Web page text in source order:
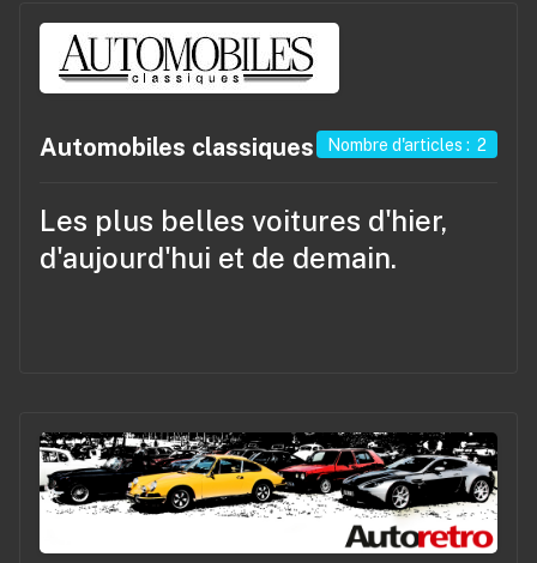
Automobiles classiques Nombre d'articles : 2
Les plus belles voitures d'hier,
d'aujourd'hui et de demain.